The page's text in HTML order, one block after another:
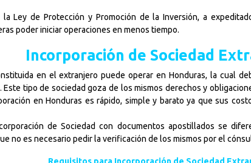
la Ley de Protección y Promoción de la Inversión, a
poder iniciar operaciones en menos tiempo.
Incorporación de Sociedad
en el extranjero puede operar en Honduras, la cual
tipo de sociedad goza de los mismos derechos y
en Honduras es rápido, simple y barato ya que sus
de Sociedad con documentos apostillados se
no es necesario pedir la verificación de los mismos por el